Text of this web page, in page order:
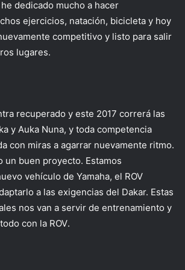
he dedicado mucho a hacer
ejercicios, natación, bicicleta y hoy
competitivo y listo para salir
lugares.
recuperado y este 2017 correrá las
y Auka Nuna, y toda competencia
con miras a agarrar nuevamente ritmo.
un buen proyecto. Estamos
vehículo de Yamaha, el ROV
a las exigencias del Dakar. Estas
nos van a servir de entrenamiento y
con la ROV.